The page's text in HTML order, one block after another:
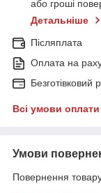
або гроші
Детальніше
Післяплата
Оплата на
Всі умови оплати
Умови
Повернення